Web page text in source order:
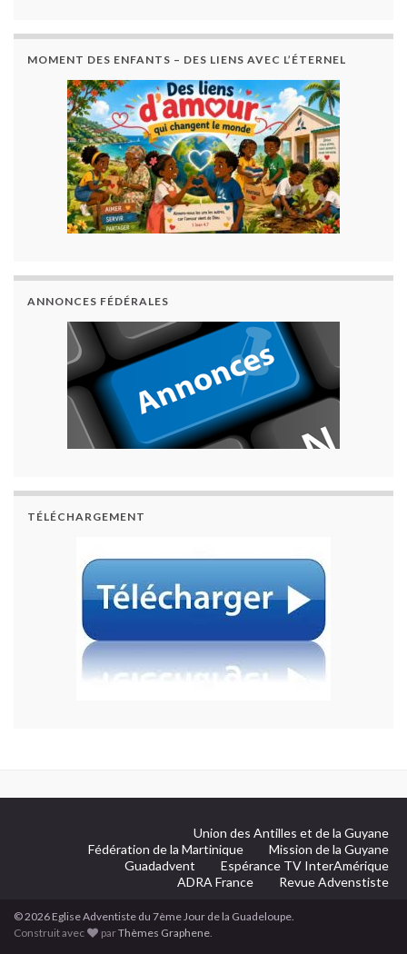
MOMENT DES ENFANTS – DES LIENS AVEC L’ÉTERNEL
ANNONCES FÉDÉRALES
TÉLÉCHARGEMENT
Union des Antilles et de la Guyane
Fédération de la Martinique
Mission de la Guyane
Guadadvent
Espérance TV InterAmérique
ADRA France
Revue Advenstiste
© 2026 Eglise Adventiste du 7ème Jour de la Guadeloupe.
Construit avec
parThèmes Graphene.